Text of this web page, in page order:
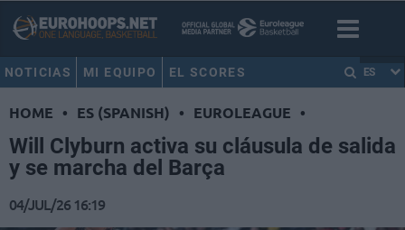
NOTICIAS MI EQUIPO EL SCORES ES
HOME • ES (SPANISH) • EUROLEAGUE •
Will Clyburn activa su cláusula de salida
y se marcha del Barça
04/JUL/26 16:19